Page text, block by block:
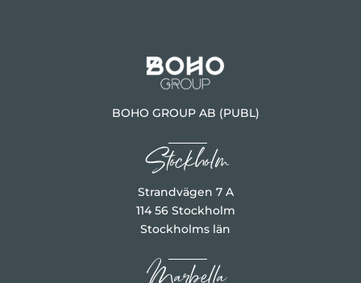
BOHO GROUP AB (PUBL)
Stockholm
Strandvägen 7 A
114 56 Stockholm
Stockholms län